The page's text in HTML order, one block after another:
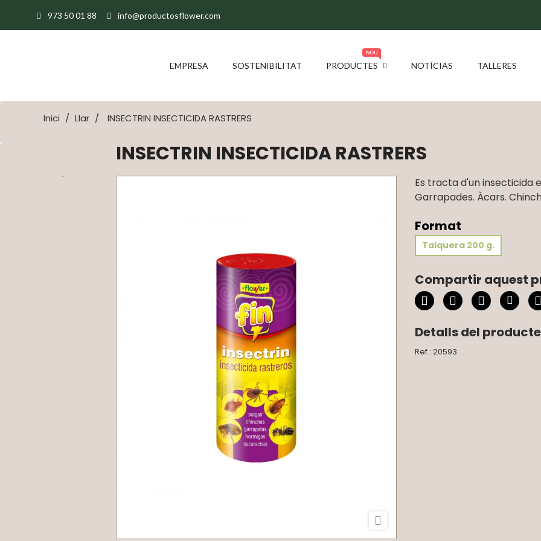
973 50 01 88 info@productosflower.com
EMPRESA SOSTENIBILITAT PRODUCTES
NOU
NOTÍCIAS TALLERES
Inici Llar INSECTRIN INSECTICIDA RASTRERS
INSECTRIN INSECTICIDA RASTRERS

Es tracta d'un insecticida
Garrapades. Àcars.
Format
Talquera 200 g.
Compartir aquest
Detalls del producte
Ref.: 20593